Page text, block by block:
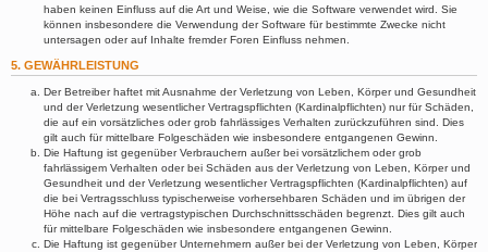
haben keinen Einfluss auf die Art und Weise, wie die Software verwendet wird. Sie
können insbesondere die Verwendung der Software für bestimmte Zwecke nicht
untersagen oder auf Inhalte fremder Foren Einfluss nehmen.
5. GEWÄHRLEISTUNG
Der Betreiber haftet mit Ausnahme der Verletzung von Leben, Körper und Gesundheit
und der Verletzung wesentlicher Vertragspflichten (Kardinalpflichten) nur für Schäden,
die auf ein vorsätzliches oder grob fahrlässiges Verhalten zurückzuführen sind. Dies
gilt auch für mittelbare Folgeschäden wie insbesondere entgangenen Gewinn.
Die Haftung ist gegenüber Verbrauchern außer bei vorsätzlichem oder grob
fahrlässigem Verhalten oder bei Schäden aus der Verletzung von Leben, Körper und
Gesundheit und der Verletzung wesentlicher Vertragspflichten (Kardinalpflichten) auf
die bei Vertragsschluss typischerweise vorhersehbaren Schäden und im übrigen der
Höhe nach auf die vertragstypischen Durchschnittsschäden begrenzt. Dies gilt auch
für mittelbare Folgeschäden wie insbesondere entgangenen Gewinn.
Die Haftung ist gegenüber Unternehmern außer bei der Verletzung von Leben, Körper